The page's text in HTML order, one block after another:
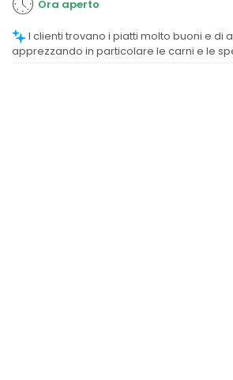
Ora aperto
apprezzando in particolare le carni e le